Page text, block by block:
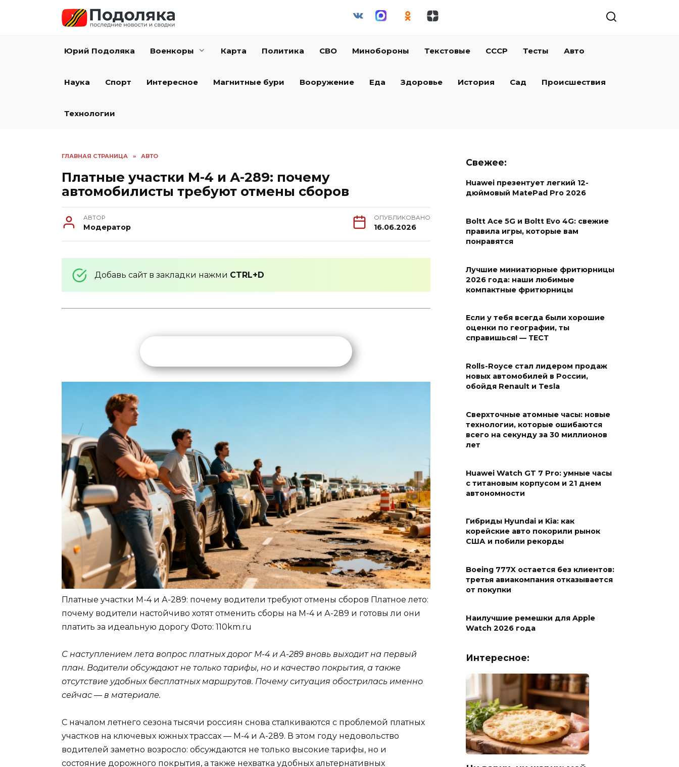
Юрий Подоляка Военкоры Карта Политика СВО Минобороны Текстовые СССР Тесты Авто
Наука Спорт Интересное Магнитные бури Вооружение Еда Здоровье История Сад Происшествия
Технологии
ГЛАВНАЯ СТРАНИЦА » АВТО
Платные участки М-4 и А-289: почему
автомобилисты требуют отмены сборов
АВТОР
Модератор
ОПУБЛИКОВАНО
16.06.2026
Добавь сайт в закладки нажми CTRL+D
Платные участки М-4 и А-289: почему водители требуют отмены сборов Платное лето:
почему водители настойчиво хотят отменить сборы на М-4 и А-289 и готовы ли они
платить за идеальную дорогу Фото: 110km.ru
С наступлением лета вопрос платных дорог М-4 и А-289 вновь выходит на первый
план. Водители обсуждают не только тарифы, но и качество покрытия, а также
отсутствие удобных бесплатных маршрутов. Почему ситуация обострилась именно
сейчас — в материале.
С началом летнего сезона тысячи россиян снова сталкиваются с проблемой платных
участков на ключевых южных трассах — М-4 и А-289. В этом году недовольство
водителей заметно возросло: обсуждаются не только высокие тарифы, но и
состояние дорожного покрытия, а также нехватка удобных альтернативных
Свежее:
Huawei презентует легкий 12-
дюймовый MatePad Pro 2026
Boltt Ace 5G и Boltt Evo 4G: свежие
правила игры, которые вам
понравятся
Лучшие миниатюрные фритюрницы
2026 года: наши любимые
компактные фритюрницы
Если у тебя всегда были хорошие
оценки по географии, ты
справишься! — ТЕСТ
Rolls-Royce стал лидером продаж
новых автомобилей в России,
обойдя Renault и Tesla
Сверхточные атомные часы: новые
технологии, которые ошибаются
всего на секунду за 30 миллионов
лет
Huawei Watch GT 7 Pro: умные часы
с титановым корпусом и 21 днем
автономности
Гибриды Hyundai и Kia: как
корейские авто покорили рынок
США и побили рекорды
Boeing 777X остается без клиентов:
третья авиакомпания отказывается
от покупки
Наилучшие ремешки для Apple
Watch 2026 года
Интересное: